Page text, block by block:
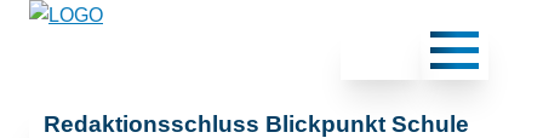
Redaktionsschluss Blickpunkt Schule